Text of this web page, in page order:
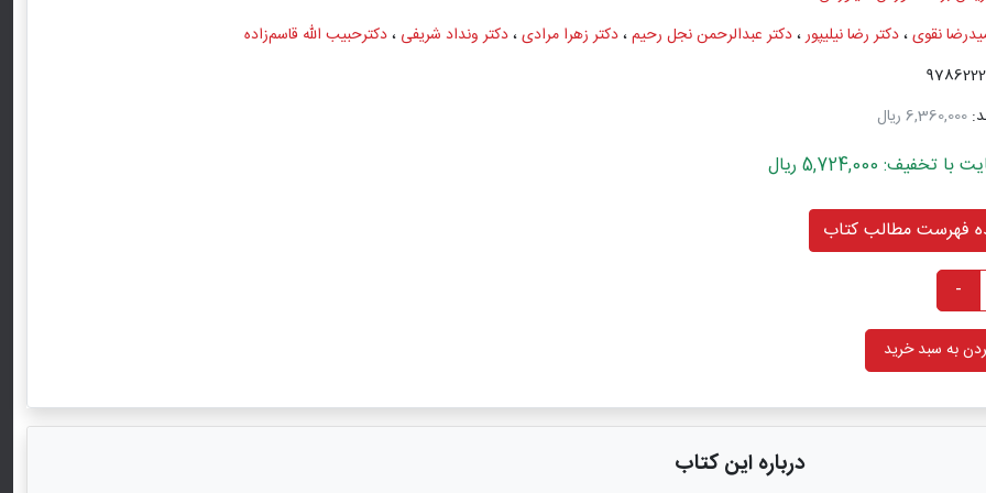
نقوی،دکتر رضا نیلیپور،دکتر عبدالرحمن نجل رحیم،دکتر زهرا مرادی،دکتر ونداد شریفی ،دکترحبیب الله قاسم‌زاده
6,360,000 ریال
5,724,000 ریال
فهرست مطالب کتاب
-
به سبد خرید
درباره این کتاب